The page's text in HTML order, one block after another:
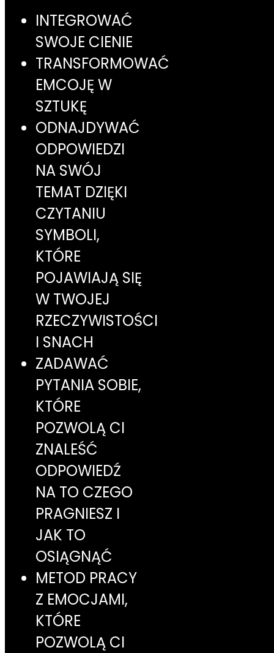
INTEGROWAĆ
SWOJE CIENIE
TRANSFORMOWAĆ
EMCOJĘ W
SZTUKĘ
ODNAJDYWAĆ
ODPOWIEDZI
NA SWÓJ
TEMAT DZIĘKI
CZYTANIU
SYMBOLI,
KTÓRE
POJAWIAJĄ SIĘ
W TWOJEJ
RZECZYWISTOŚCI
I SNACH
ZADAWAĆ
PYTANIA SOBIE,
KTÓRE
POZWOLĄ CI
ZNALEŚĆ
ODPOWIEDŹ
NA TO CZEGO
PRAGNIESZ I
JAK TO
OSIĄGNĄĆ
METOD PRACY
Z EMOCJAMI,
KTÓRE
POZWOLĄ CI